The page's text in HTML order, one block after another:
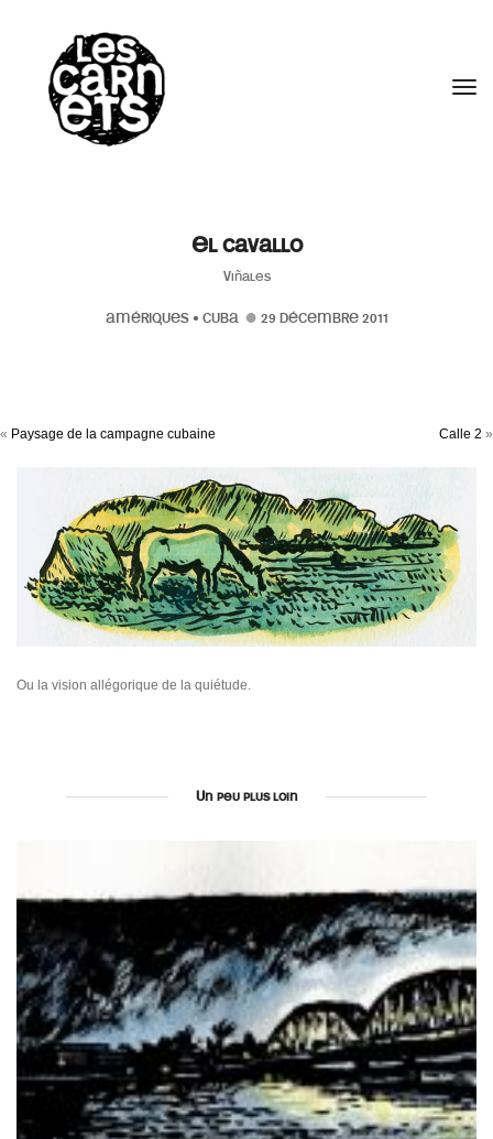
El cavallo
Viñales
AMÉRIQUES• CUBA 29 DÉCEMBRE 2011
« Paysage de la campagne cubaine Calle 2 »
Ou la vision allégorique de la quiétude.
Un peu plus loin